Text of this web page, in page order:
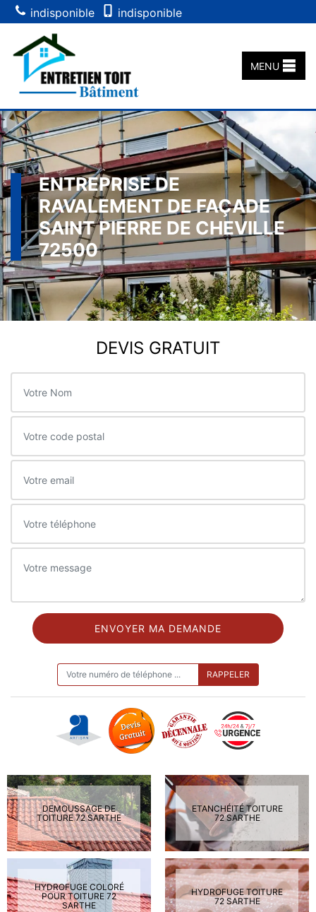
indisponible indisponible
MENU
ENTREPRISE DE
RAVALEMENT DE FAÇADE
SAINT PIERRE DE CHEVILLE
72500
DEVIS GRATUIT
DEMOUSSAGE DE
TOITURE 72 SARTHE
ETANCHÉITÉ TOITURE
72 SARTHE
HYDROFUGE COLORÉ
POUR TOITURE 72
SARTHE
HYDROFUGE TOITURE
72 SARTHE